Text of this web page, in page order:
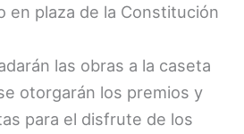
en plaza de la Constitución
las obras a la caseta
otorgarán los premios y
para el disfrute de los